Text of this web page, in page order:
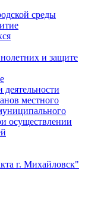
среды
и защите
местного
осуществлении
г. Михайловск"